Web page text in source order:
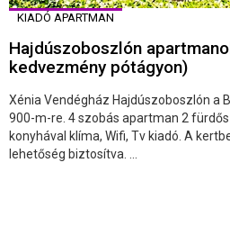
KIADÓ APARTMAN
Hajdúszoboszlón
kedvezmény pótágyon)
Xénia Vendégház Hajdúszoboszlón a
900-m-re. 4 szobás apartman 2
konyhával klíma, Wifi, Tv kiadó. A
lehetőség biztosítva. ...